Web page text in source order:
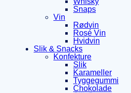
Snaps
Vin
Rødvin
Rosé Vin
Hvidvin
Slik & Snacks
Konfekture
Slik
Karameller
Tyggegummi
Chokolade